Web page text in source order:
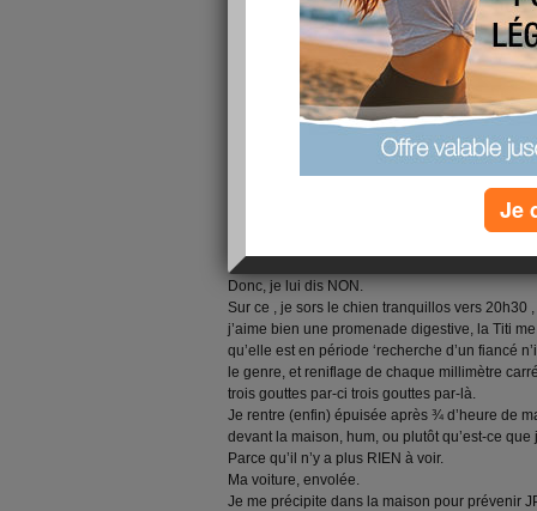
cuivre à nettoyer, l’horreur absolue ! Et pis
J’ai aussi passé une deuxième couche de
bassement séjour car il restait des zones plus
Pour Julien je vous conte sa dernière ou pas
Hier soir donc ce cher angelot me demande
Mais pas folle la guêpe, j’étais sûre que
pour principal passe-temps de saccager ma
Donc, je lui dis NON.
Sur ce , je sors le chien tranquillos vers 20h30
j’aime bien une promenade digestive, la Titi
qu’elle est en période ‘recherche d’un fiancé
le genre, et reniflage de chaque millimètre
trois gouttes par-ci trois gouttes par-là.
Je rentre (enfin) épuisée après ¾ d’heure de
devant la maison, hum, ou plutôt qu’est-ce
Parce qu’il n’y a plus RIEN à voir.
Ma voiture, envolée.
Je me précipite dans la maison pour prévenir
Je